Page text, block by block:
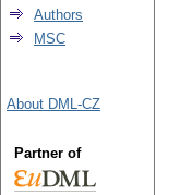
Authors
MSC
About DML-CZ
Partner of